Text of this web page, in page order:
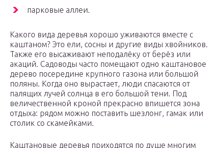
парковые аллеи.
Какого вида деревья хорошо уживаются вместе с
каштаном? Это ели, сосны и другие виды хвойников.
Также его высаживают неподалёку от берёз или
акаций. Садоводы часто помещают одно каштановое
дерево посередине крупного газона или большой
поляны. Когда оно вырастает, люди спасаются от
палящих лучей солнца в его большой тени. Под
величественной кроной прекрасно впишется зона
отдыха: рядом можно поставить шезлонг, гамак или
столик со скамейками.
Каштановые деревья приходятся по душе многим